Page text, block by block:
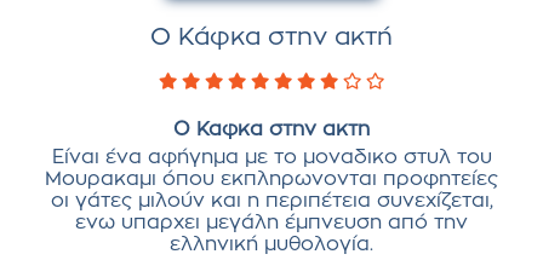
Ο Κάφκα στην ακτή
Ο Καφκα στην ακτη
Είναι ένα αφήγημα με το μοναδικο στυλ του
Mουρακαμι όπου εκπληρωνονται προφητείες
οι γάτες μιλούν και η περιπέτεια συνεχίζεται,
ενω υπαρχει μεγάλη έμπνευση από την
ελληνική μυθολογία.